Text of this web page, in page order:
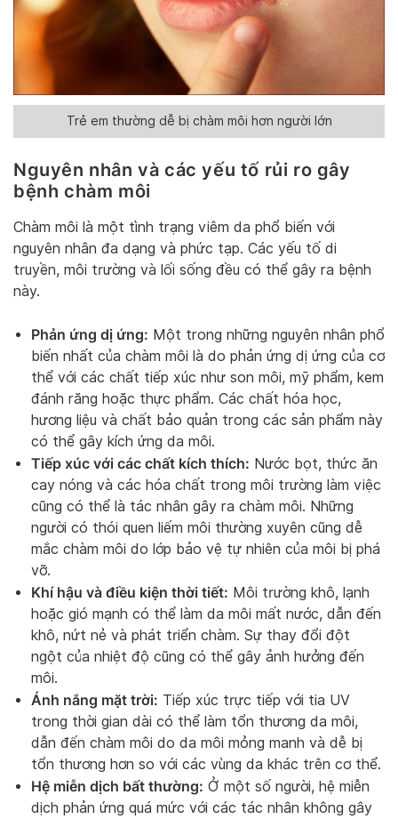
Trẻ em thường dễ bị chàm môi hơn người lớn
Nguyên nhân và các yếu tố rủi ro gây
bệnh chàm môi
Chàm môi là một tình trạng viêm da phổ biến với
nguyên nhân đa dạng và phức tạp. Các yếu tố di
truyền, môi trường và lối sống đều có thể gây ra bệnh
này.
Phản ứng dị ứng: Một trong những nguyên nhân phổ
biến nhất của chàm môi là do phản ứng dị ứng của cơ
thể với các chất tiếp xúc như son môi, mỹ phẩm, kem
đánh răng hoặc thực phẩm. Các chất hóa học,
hương liệu và chất bảo quản trong các sản phẩm này
có thể gây kích ứng da môi.
Tiếp xúc với các chất kích thích: Nước bọt, thức ăn
cay nóng và các hóa chất trong môi trường làm việc
cũng có thể là tác nhân gây ra chàm môi. Những
người có thói quen liếm môi thường xuyên cũng dễ
mắc chàm môi do lớp bảo vệ tự nhiên của môi bị phá
vỡ.
Khí hậu và điều kiện thời tiết: Môi trường khô, lạnh
hoặc gió mạnh có thể làm da môi mất nước, dẫn đến
khô, nứt nẻ và phát triển chàm. Sự thay đổi đột
ngột của nhiệt độ cũng có thể gây ảnh hưởng đến
môi.
Ánh nắng mặt trời: Tiếp xúc trực tiếp với tia UV
trong thời gian dài có thể làm tổn thương da môi,
dẫn đến chàm môi do da môi mỏng manh và dễ bị
tổn thương hơn so với các vùng da khác trên cơ thể.
Hệ miễn dịch bất thường: Ở một số người, hệ miễn
dịch phản ứng quá mức với các tác nhân không gây